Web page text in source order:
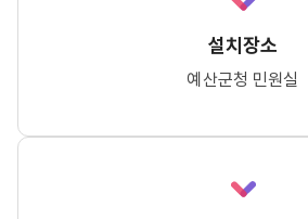
설치장소
예산군청 민원실